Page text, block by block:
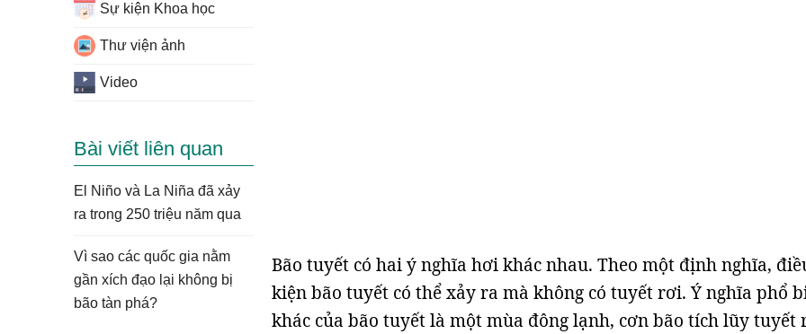
Bão tuyết có hai ý nghĩa hơi khác nhau. Theo một định nghĩa,
kiện bão tuyết có thể xảy ra mà không có tuyết rơi. Ý nghĩa phổ
khác của bão tuyết là một mùa đông lạnh, cơn bão tích lũy tuyết
Sự kiện Khoa học
Thư viện ảnh
Video
Bài viết liên quan
El Niño và La Niña đã xảy
ra trong 250 triệu năm qua
Vì sao các quốc gia nằm
gần xích đạo lại không bị
bão tàn phá?